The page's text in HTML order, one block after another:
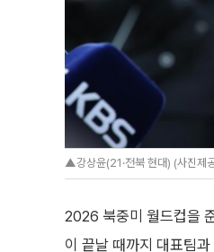
▲강상윤(21·전북 현대) (사진제
2026 북중미 월드컵을
이 끝날 때까지 대표팀